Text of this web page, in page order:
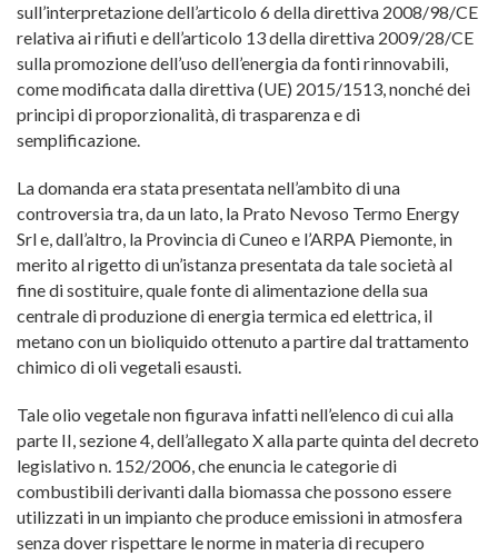
sull’interpretazione dell’articolo 6 della direttiva 2008/98/CE
relativa ai rifiuti e dell’articolo 13 della direttiva 2009/28/CE
sulla promozione dell’uso dell’energia da fonti rinnovabili,
come modificata dalla direttiva (UE) 2015/1513, nonché dei
principi di proporzionalità, di trasparenza e di
semplificazione.
La domanda era stata presentata nell’ambito di una
controversia tra, da un lato, la Prato Nevoso Termo Energy
Srl e, dall’altro, la Provincia di Cuneo e l’ARPA Piemonte, in
merito al rigetto di un’istanza presentata da tale società al
fine di sostituire, quale fonte di alimentazione della sua
centrale di produzione di energia termica ed elettrica, il
metano con un bioliquido ottenuto a partire dal trattamento
chimico di oli vegetali esausti.
Tale olio vegetale non figurava infatti nell’elenco di cui alla
parte II, sezione 4, dell’allegato X alla parte quinta del decreto
legislativo n. 152/2006, che enuncia le categorie di
combustibili derivanti dalla biomassa che possono essere
utilizzati in un impianto che produce emissioni in atmosfera
senza dover rispettare le norme in materia di recupero